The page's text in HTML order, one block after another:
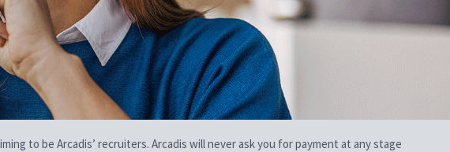
to be Arcadis’ recruiters. Arcadis will never ask you for payment at any stage